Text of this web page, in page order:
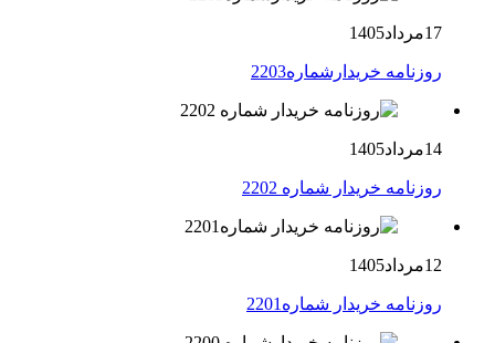
17مرداد1405
روزنامه خریدارشماره2203
14مرداد1405
روزنامه خریدار شماره 2202
12مرداد1405
روزنامه خریدار شماره2201